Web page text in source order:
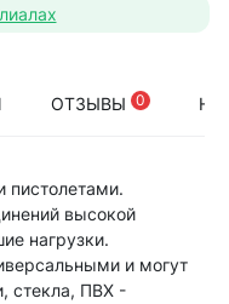
ОТЗЫВЫ 0
пистолетами.
высокой
нагрузки.
и могут
стекла, ПВХ -